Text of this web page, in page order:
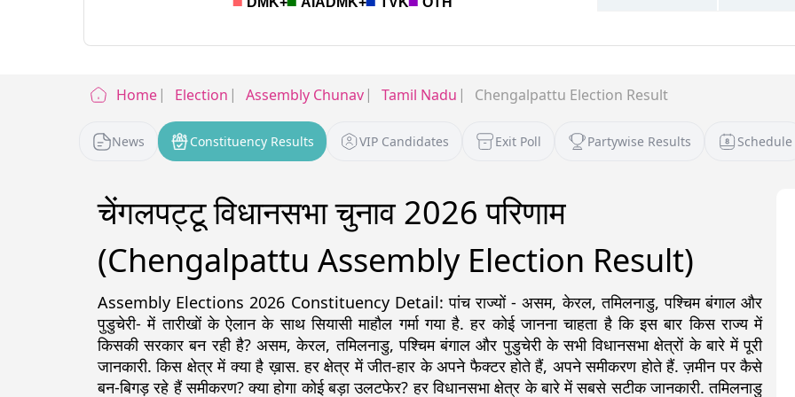
Home Election Assembly Chunav Tamil Nadu Chengalpattu Election Result
News Constituency Results VIP Candidates Exit Poll Partywise Results Schedule
चेंगलपट्टू विधानसभा चुनाव 2026 परिणाम
(Chengalpattu Assembly Election Result)
Assembly Elections 2026 Constituency Detail: पांच राज्यों - असम, केरल, तमिलनाडु, पश्चिम बंगाल और
पुडुचेरी- में तारीखों के ऐलान के साथ सियासी माहौल गर्मा गया है. हर कोई जानना चाहता है कि इस बार किस राज्य में
किसकी सरकार बन रही है? असम, केरल, तमिलनाडु, पश्चिम बंगाल और पुडुचेरी के सभी विधानसभा क्षेत्रों के बारे में पूरी
जानकारी. किस क्षेत्र में क्या है ख़ास. हर क्षेत्र में जीत-हार के अपने फैक्टर होते हैं, अपने समीकरण होते हैं. ज़मीन पर कैसे
बन-बिगड़ रहे हैं समीकरण? क्या होगा कोई बड़ा उलटफेर? हर विधानसभा क्षेत्र के बारे में सबसे सटीक जानकारी. तमिलनाडु